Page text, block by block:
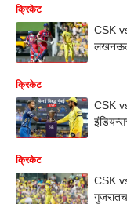
क्रिकेट
CSK
क्रिकेट
CSK
क्रिकेट
CSK